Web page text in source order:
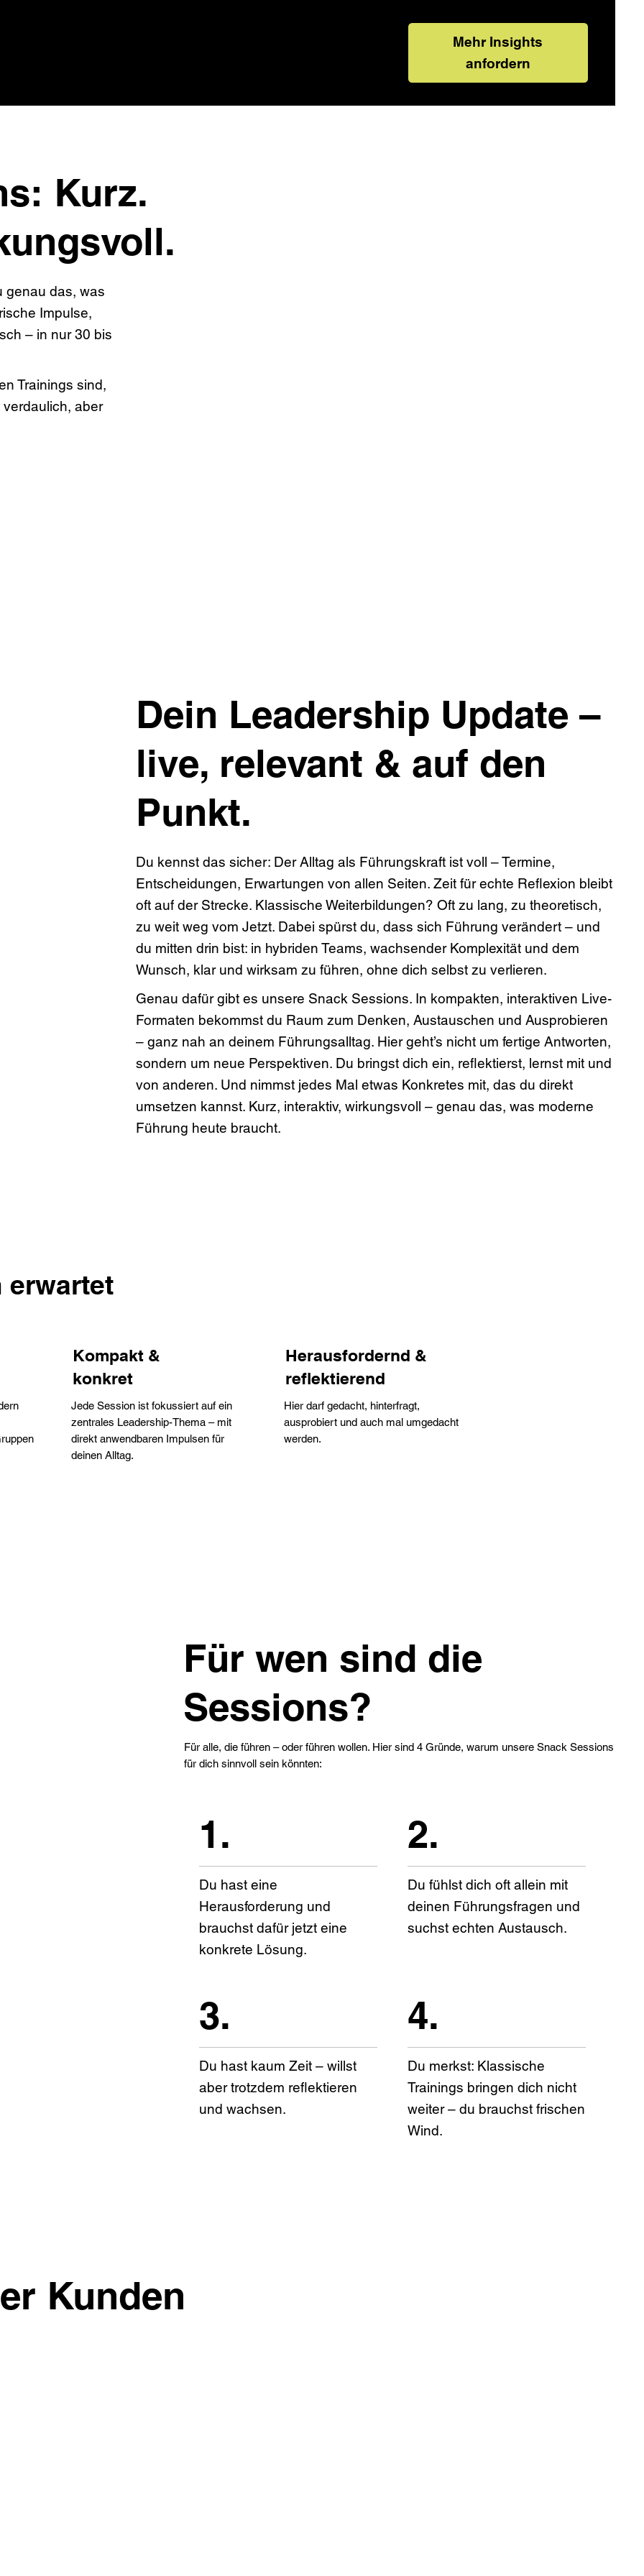
Mehr Insights
anfordern
Kurz.
genau das, was
Impulse,
– in nur 30 bis
Trainings sind,
aber
Dein Leadership Update –
live, relevant & auf den
Punkt.
Du kennst das sicher: Der Alltag als Führungskraft ist voll – Termine,
Entscheidungen, Erwartungen von allen Seiten. Zeit für echte Reflexion bleibt
oft auf der Strecke. Klassische Weiterbildungen? Oft zu lang, zu theoretisch,
zu weit weg vom Jetzt. Dabei spürst du, dass sich Führung verändert – und
du mitten drin bist: in hybriden Teams, wachsender Komplexität und dem
Wunsch, klar und wirksam zu führen, ohne dich selbst zu verlieren.
Genau dafür gibt es unsere Snack Sessions. In kompakten, interaktiven Live-
Formaten bekommst du Raum zum Denken, Austauschen und Ausprobieren
– ganz nah an deinem Führungsalltag. Hier geht’s nicht um fertige Antworten,
sondern um neue Perspektiven. Du bringst dich ein, reflektierst, lernst mit und
von anderen. Und nimmst jedes Mal etwas Konkretes mit, das du direkt
umsetzen kannst. Kurz, interaktiv, wirkungsvoll – genau das, was moderne
Führung heute braucht.
erwartet
Kompakt &
konkret
Jede Session ist fokussiert auf ein
zentrales Leadership-Thema – mit
direkt anwendbaren Impulsen für
deinen Alltag.
Herausfordernd &
reflektierend
Hier darf gedacht, hinterfragt,
ausprobiert und auch mal umgedacht
werden.
Für wen sind die
Sessions?
Für alle, die führen – oder führen wollen. Hier sind 4 Gründe, warum unsere Snack Sessions
für dich sinnvoll sein könnten:
1.
Du hast eine
Herausforderung und
brauchst dafür jetzt eine
konkrete Lösung.
2.
Du fühlst dich oft allein mit
deinen Führungsfragen und
suchst echten Austausch.
3.
Du hast kaum Zeit – willst
aber trotzdem reflektieren
und wachsen.
4.
Du merkst: Klassische
Trainings bringen dich nicht
weiter – du brauchst frischen
Wind.
Kunden